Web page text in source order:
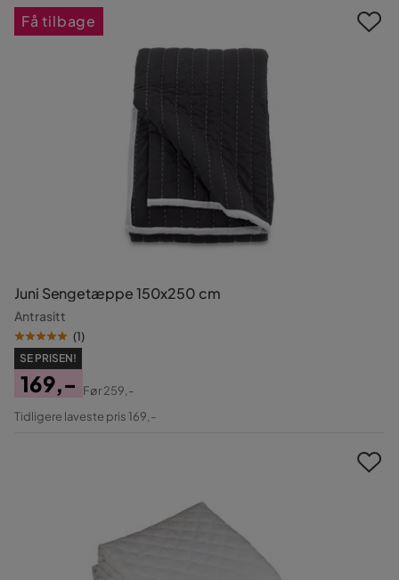
Juni Sengetæppe 150x250 cm
Antrasitt
(1)
SE PRISEN!
Pris
169,-
Original
Før259,-
Tidligere laveste pris 169,-
Få tilbage